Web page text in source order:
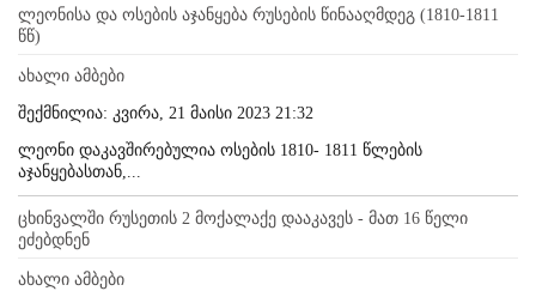
ლეონისა და ოსების აჯანყება რუსების წინააღმდეგ (1810-1811
წწ)
ახალი ამბები
შექმნილია: კვირა, 21 მაისი 2023 21:32
ლეონი დაკავშირებულია ოსების 1810- 1811 წლების
აჯანყებასთან,...
ცხინვალში რუსეთის 2 მოქალაქე დააკავეს - მათ 16 წელი
ეძებდნენ
ახალი ამბები